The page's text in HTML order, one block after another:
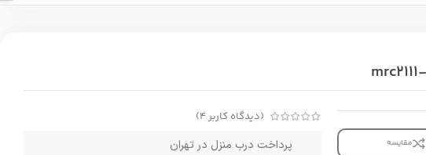
مقایسه
(دیدگاه کاربر4
)
پرداخت درب منزل در تهران